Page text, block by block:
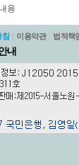
용
침 이용약관 법적책
내